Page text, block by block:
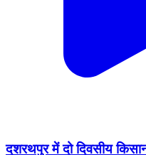
दशरथपुर में दो दिवसीय